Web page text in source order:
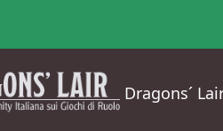
Dragons´